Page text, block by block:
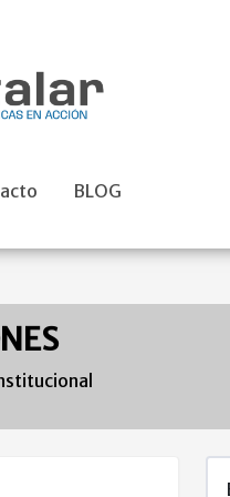
BLOG